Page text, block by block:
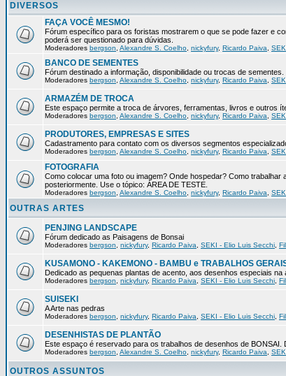
DIVERSOS
FAÇA VOCÊ MESMO!
Fórum específico para os foristas mostrarem o que se pode fazer e
poderá ser questionado para dúvidas.
Moderadores bergson Alexandre S. Coelho nickyfury, Ricardo Paiva
BANCO DE SEMENTES
Fórum destinado a informação, disponibilidade ou trocas de sementes.
Moderadores bergson Alexandre S. Coelho nickyfury, Ricardo Paiva
ARMAZÉM DE TROCA
Este espaço permite a troca de árvores, ferramentas, livros e outros
Moderadores bergson Alexandre S. Coelho nickyfury, Ricardo Paiva
PRODUTORES, EMPRESAS E SITES
Cadastramento para contato com os diversos segmentos
Moderadores bergson Alexandre S. Coelho nickyfury, Ricardo Paiva
FOTOGRAFIA
Como colocar uma foto ou imagem? Onde hospedar? Como
posteriormente. Use o tópico: ÁREA DE TESTE.
Moderadores bergson Alexandre S. Coelho nickyfury, Ricardo Paiva
OUTRAS ARTES
PENJING LANDSCAPE
Fórum dedicado as Paisagens de Bonsai
Moderadores bergson nickyfury, Ricardo Paiva SEKI - Elio Luis Secchi
KUSAMONO - KAKEMONO - BAMBU e TRABALHOS
Dedicado as pequenas plantas de acento, aos desenhos especiais
Moderadores bergson nickyfury, Ricardo Paiva SEKI - Elio Luis Secchi
SUISEKI
A Arte nas pedras
Moderadores bergson nickyfury, Ricardo Paiva SEKI - Elio Luis Secchi
DESENHISTAS DE PLANTÃO
Este espaço é reservado para os trabalhos de desenhos de
Moderadores bergson Alexandre S. Coelho nickyfury, Ricardo Paiva
OUTROS ASSUNTOS